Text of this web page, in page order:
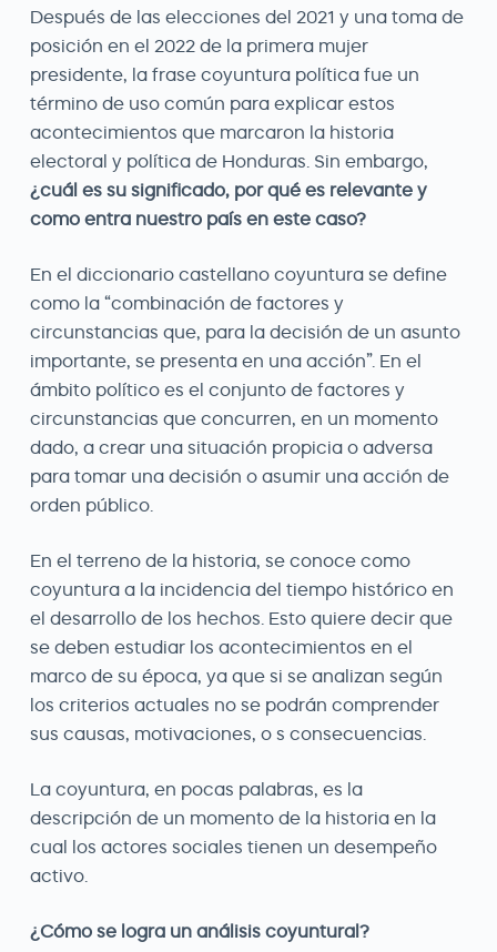
Después de las elecciones del 2021 y una toma de
posición en el 2022 de la primera mujer
presidente, la frase coyuntura política fue un
término de uso común para explicar estos
acontecimientos que marcaron la historia
electoral y política de Honduras. Sin embargo,
¿cuál es su significado, por qué es relevante y
como entra nuestro país en este caso?
En el diccionario castellano coyuntura se define
como la “combinación de factores y
circunstancias que, para la decisión de un asunto
importante, se presenta en una acción”. En el
ámbito político es el conjunto de factores y
circunstancias que concurren, en un momento
dado, a crear una situación propicia o adversa
para tomar una decisión o asumir una acción de
orden público.
En el terreno de la historia, se conoce como
coyuntura a la incidencia del tiempo histórico en
el desarrollo de los hechos. Esto quiere decir que
se deben estudiar los acontecimientos en el
marco de su época, ya que si se analizan según
los criterios actuales no se podrán comprender
sus causas, motivaciones, o s consecuencias.
La coyuntura, en pocas palabras, es la
descripción de un momento de la historia en la
cual los actores sociales tienen un desempeño
activo.
¿Cómo se logra un análisis coyuntural?